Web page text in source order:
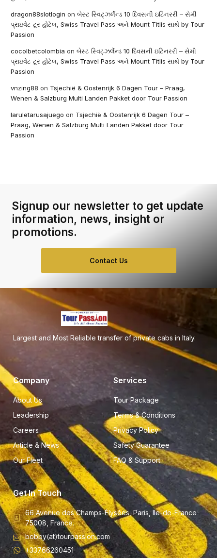
dragon88slotlogin onબેસ્ટ સ્વિટ્ઝર્લેન્ડ 10 દિવસની ઇટિનરરી – સેમી
પ્રાઇવેટ ટૂર હોટેલ, Swiss Travel Pass અને Mount Titlis સાથે by Tour
Passion
cocolbetcolombia onબેસ્ટ સ્વિટ્ઝર્લેન્ડ 10 દિવસની ઇટિનરરી – સેમી
પ્રાઇવેટ ટૂર હોટેલ, Swiss Travel Pass અને Mount Titlis સાથે by Tour
Passion
vnzing88 on Tsjechië & Oostenrijk 6 Dagen Tour – Praag,
Wenen & Salzburg Multi Landen Pakket door Tour Passion
laruletarusajuego on Tsjechië & Oostenrijk 6 Dagen Tour –
Praag, Wenen & Salzburg Multi Landen Pakket door Tour
Passion
Signup our newsletter to get update
information, news, insight or
promotions.
Contact Us
Largest and Most Reliable transfer of private cabs in Italy.
Company
About Us
Leadership
Careers
Article & News
Our Fleet
Services
Tour Package
Terms & Conditions
Privacy Policy
Safety Guarantee
FAQ & Support
Get In Touch
66 Avenue des Champs-Élysées, Paris, Ile-de-France
75008, France.
bobby(at)tourpassion.com
+33766260451